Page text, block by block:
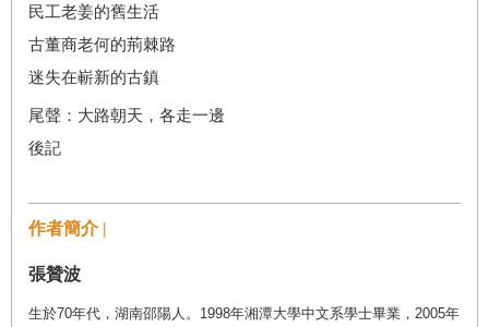
民工老姜的舊生活
古董商老何的荊棘路
迷失在嶄新的古鎮
尾聲：大路朝天，各走一邊
後記
作者簡介 |
張贊波
生於70年代，湖南邵陽人。1998年湘潭大學中文系學士畢業，2005年